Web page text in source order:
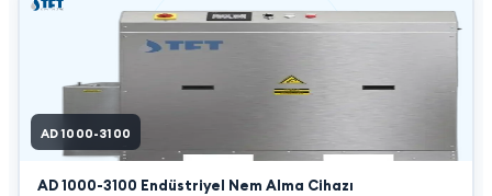
AD 1000-3100
AD 1000-3100 Endüstriyel Nem Alma Cihazı